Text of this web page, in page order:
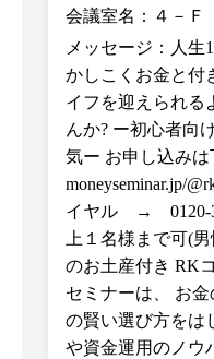
会議室名：４－Ｆ
メッセージ：人生
かしこくお金と付
イフを迎えられる
んか? ー初心者向
気︎ー お申し込みは
moneyseminar.jp/
イヤル → 0120-
上１名様まで可(
のお土産付き RK
セミナーは、 お
の賢い選び方をは
や資金運用のノウ